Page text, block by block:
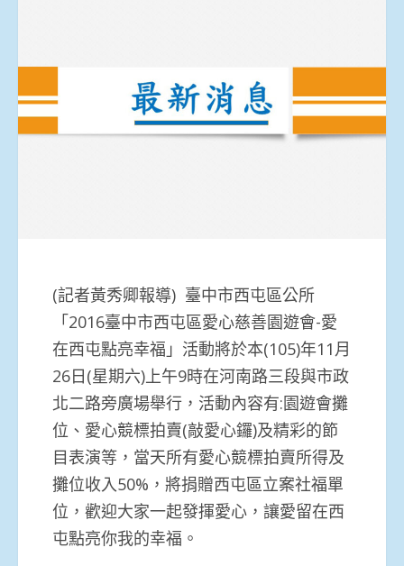
(記者黃秀卿報導) 臺中市西屯區公所
「2016臺中市西屯區愛心慈善園遊會-愛
在西屯點亮幸福」活動將於本(105)年11月
26日(星期六)上午9時在河南路三段與市政
北二路旁廣場舉行，活動內容有:園遊會攤
位、愛心競標拍賣(敲愛心鑼)及精彩的節
目表演等，當天所有愛心競標拍賣所得及
攤位收入50%，將捐贈西屯區立案社福單
位，歡迎大家一起發揮愛心，讓愛留在西
屯點亮你我的幸福。